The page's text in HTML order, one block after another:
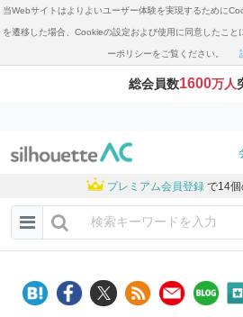
当Webサイトはよりよいユーザー体験を実現するために
を遷移した場合、Cookieの設定および使用に同意したこ
ーポリシーをご覧ください。
総会員数1600万人
プレミアム会員登録 で14個